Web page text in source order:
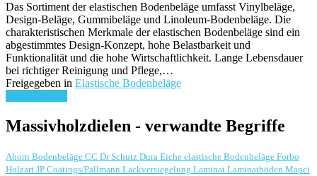
Das Sortiment der elastischen Bodenbeläge umfasst Vinylbeläge,
Design-Beläge, Gummibeläge und Linoleum-Bodenbeläge. Die
charakteristischen Merkmale der elastischen Bodenbeläge sind ein
abgestimmtes Design-Konzept, hohe Belastbarkeit und
Funktionalität und die hohe Wirtschaftlichkeit. Lange Lebensdauer
bei richtiger Reinigung und Pflege,…
Freigegeben in Elastische Bodenbeläge
Massivholzdielen - verwandte Begriffe
Ahorn Bodenbeläge CC Dr Schutz Dura Eiche elastische Bodenbeläge Forbo
Holzart JP Coatings/Pallmann Lackversiegelung Laminat Laminatböden Mapei